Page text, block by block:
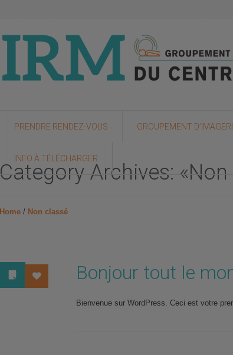
PRENDRE RENDEZ-VOUS GROUPEMENT
INFO À TÉLÉCHARGER
Category Archives:
Home / Non classé
Bonjour tout le
Bienvenue sur WordPress. Ceci est votre